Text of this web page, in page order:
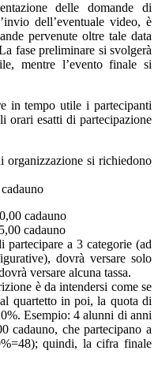
delle domande di
dell’eventuale video, è
pervenute oltre tale data
fase preliminare si svolgerà
mentre l’evento finale si
in tempo utile i partecipanti
orari esatti di partecipazione
organizzazione si richiedono
cadauno
cadauno
a 3 categorie (ad
dovrà versare solo
versare alcuna tassa.
è da intendersi come se
quartetto in poi, la quota di
Esempio: 4 alunni di anni
cadauno, che partecipano a
quindi, la cifra finale